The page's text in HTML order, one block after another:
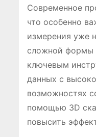
Современное
что особенно
измерения уже
сложной формы
ключевым
данных с
возможностях
помощью 3D
повысить